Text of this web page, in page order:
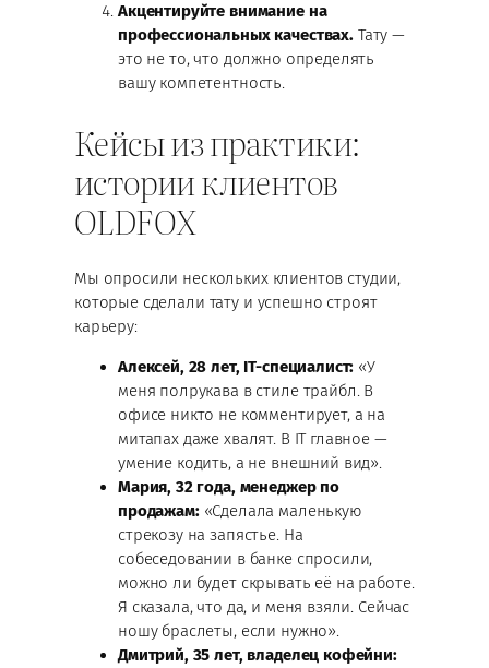
Акцентируйте внимание на
профессиональных качествах.Тату —
это не то, что должно определять
вашу компетентность.
Кейсы из практики:
истории клиентов
OLDFOX
Мы опросили нескольких клиентов студии,
которые сделали тату и успешно строят
карьеру:
Алексей, 28 лет, IT-специалист: «У
меня полрукава в стиле трайбл. В
офисе никто не комментирует, а на
митапах даже хвалят. В IT главное —
умение кодить, а не внешний вид».
Мария, 32 года, менеджер по
продажам:«Сделала маленькую
стрекозу на запястье. На
собеседовании в банке спросили,
можно ли будет скрывать её на работе.
Я сказала, что да, и меня взяли. Сейчас
ношу браслеты, если нужно».
Дмитрий, 35 лет, владелец кофейни: